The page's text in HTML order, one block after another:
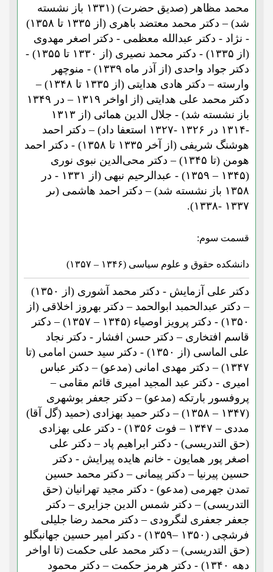
محمد مظاهر (صدیق حضرت) (۱۳۳۱ باز نشسته
شد) – دکتر محمد معتضد باهری (از ۱۳۳۵ تا ۱۳۵۸)
- نژاد - دکتر عبدالله معظمی - دکتر اصغر مهدوی
(از ۱۳۳۵) - دکتر محمد نصیری (از ۱۳۳۰ تا ۱۳۵۵) -
دکتر جواد واحدی (از آذر ماه ۱۳۳۹) - منوچهر
وارسته – دکتر هادی هدایتی (از ۱۳۳۵ تا ۱۳۴۸) –
دکتر محمد علی هدایتی (از اواخر ۱۳۱۹ – در ۱۳۴۹
باز نشسته شد) - جلال الدین همائی (از ۱۳۱۳
-۱۳۱۴ در ۱۳۲۶ -۱۳۲۷ استعفا داد) – دکتر احمد
هوشنگ شریفی (از آخر ۱۳۳۵ تا ۱۳۵۸) - دکتر احمد
هومن (تا ۱۳۴۵) – دکتر محی‌الدین نبوی نوری
(۱۳۴۵ – ۱۳۵۹) - عبدالرحیم نبهی (از ۱۳۳۱ - در
۱۳۵۸ باز نشسته شد) – دکتر احمد هاشمی (ىر
۱۳۳۷ -۱۳۳۸).
قسمت سوم:
دانشکده حقوق و علوم سیاسی (۱۳۴۶ – ۱۳۵۷)
دکتر علی آزمایش - دکتر محمد آشوری (از ۱۳۵۰)
– دکتر عبدالحمبد ابوالحمد – دکتر بهروز اخلاقی (از
۱۳۵۰) - دکتر پرویز اوصیاء (۱۳۴۵ – ۱۳۵۷) – دکتر
قاسم افتخاری – دکتر حسن افشار - دکتر نجاد
علی الماسی (از ۱۳۵۰) - دکتر سید حسن امامی (تا
۱۳۴۷) – دکتر مهدی امانی (مدعو) – دکتر عباس
امیری - دکتر عبد المجید امیری قائم مقامی –
پروفسور بارتکه (مدعو) – دکتر جعفر بوشهری
(۱۳۴۷ – ۱۳۵۸) – دکتر حمید بهزادی (حمید (ﮔل آقا)
مددی – ۱۳۴۷ – فوت ۱۳۵۶) - دکتر علی بهزادی
(حق التدریسی) - دکتر ابراهیم پاد – دکتر علی
اصغر پور همایون - خانم هایده پیرایش - دکتر
حسین پیرنیا – دکتر پیمانی – دکتر محمد حسین
تمدن جهرمی (مدعو) - دکتر مجید تهرانیان (حق
التدریسی) – دکتر شمس الدین جزایری – دکتر
جعفر جعفری لنگرودی – دکتر محمد رضا جلیلی
فرشچی (۱۳۵۰ –۱۳۵۹) - دکتر امیر حسین جهانبگلو
(حق التدریسی) – دکتر محمد علی حکمت (تا اواخر
دهه ۱۳۴۰) - دکتر هرمز حکمت – دکتر محمود